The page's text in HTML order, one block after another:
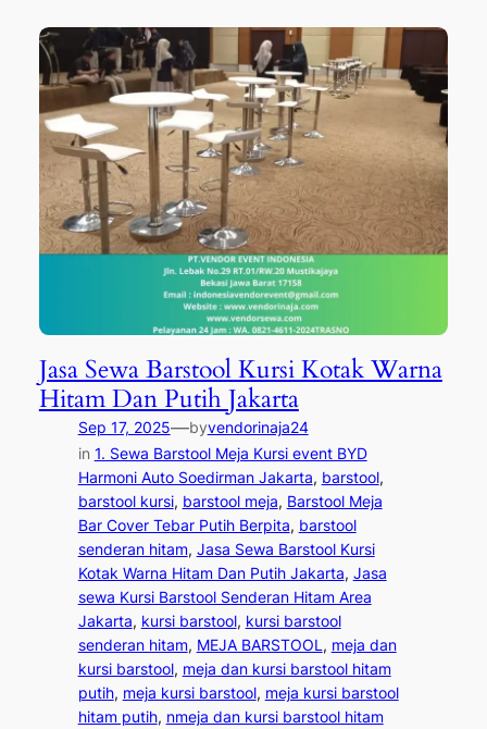
Jasa Sewa Barstool Kursi Kotak Warna
Hitam Dan Putih Jakarta
Sep 17, 2025—byvendorinaja24
in 1. Sewa Barstool Meja Kursi event BYD
Harmoni Auto Soedirman Jakarta, barstool
barstool kursi, barstool meja, Barstool Meja
Bar Cover Tebar Putih Berpita, barstool
senderan hitam, Jasa Sewa Barstool Kursi
Kotak Warna Hitam Dan Putih Jakarta, Jasa
sewa Kursi Barstool Senderan Hitam Area
Jakarta, kursi barstool, kursi barstool
senderan hitam, MEJA BARSTOOL, meja dan
kursi barstool, meja dan kursi barstool hitam
putih, meja kursi barstool, meja kursi barstool
hitam putih, nmeja dan kursi barstool hitam